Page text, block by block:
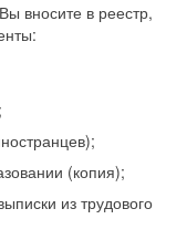
вносите в реестр,
(копия);
из трудового